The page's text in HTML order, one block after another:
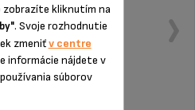
zobrazíte kliknutím na
. Svoje rozhodnutie
zmeniťv centre
informácie nájdete v
súborov